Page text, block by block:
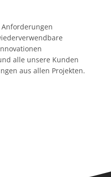
alle unsere Kunden
aus allen Projekten.